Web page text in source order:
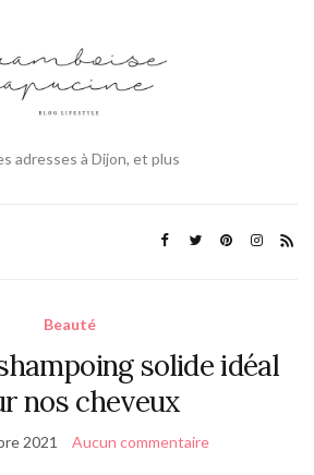
adresses à Dijon, et plus
Beauté
solide idéal
nos cheveux
2021 Aucun commentaire